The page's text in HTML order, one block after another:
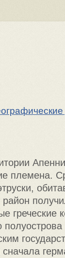
племена.
греческие